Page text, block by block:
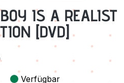
IS A REALIST
[DVD]
Verfügbar